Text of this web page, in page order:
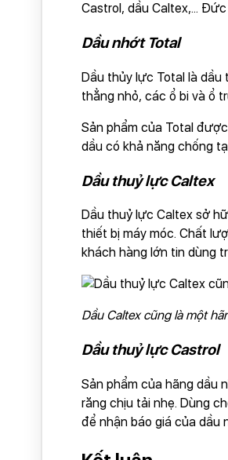
Castrol, dầu Caltex,...
Dầu nhớt Total
Dầu thủy lực Total là
thẳng nhỏ, các ổ bi và ổ
Sản phẩm của Total
dầu có khả năng chống
Dầu thuỷ lực Caltex
Dầu thuỷ lực Caltex sở
thiết bị máy móc. Chất
khách hàng lớn tin dùng
Dầu Caltex cũng là một
Dầu thuỷ lực Castrol
Sản phẩm của hãng dầu
răng chịu tải nhẹ. Dùng
để nhận báo giá của dầu